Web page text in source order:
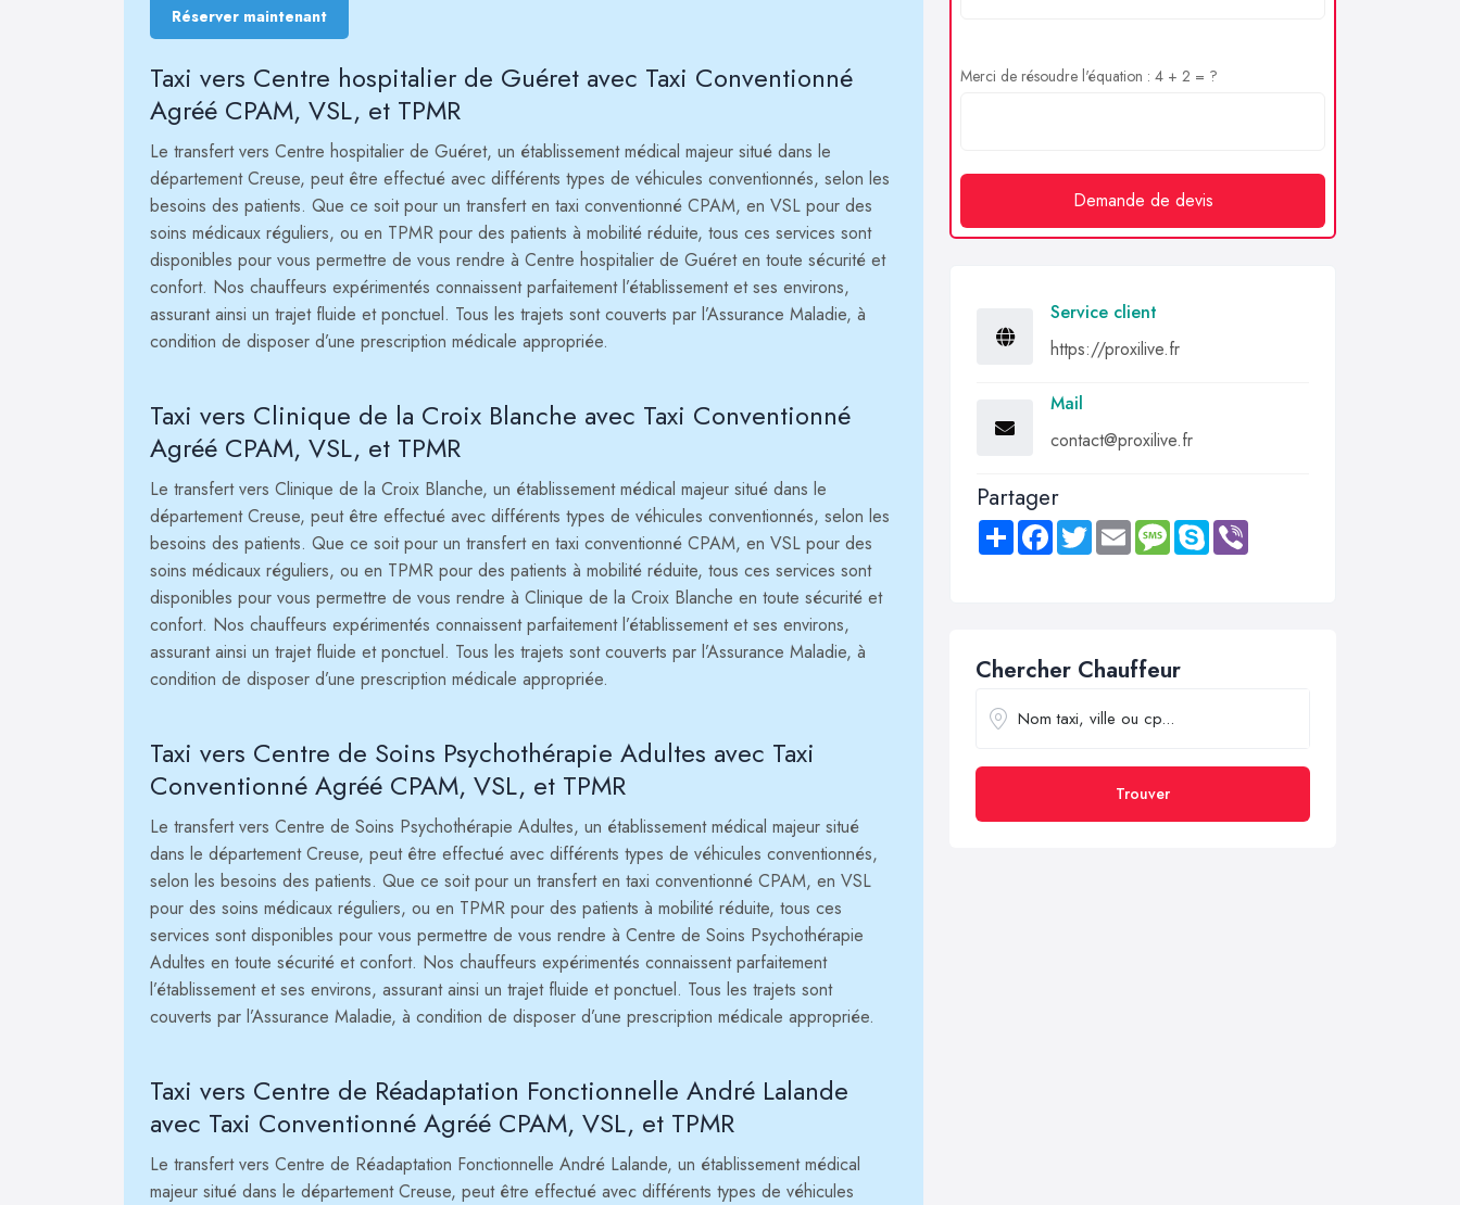
Réserver maintenant
Taxi vers Centre hospitalier de Guéret avec Taxi Conventionné
Agréé CPAM, VSL, et TPMR
Le transfert vers Centre hospitalier de Guéret, un établissement médical majeur situé dans le
département Creuse, peut être effectué avec différents types de véhicules conventionnés, selon les
besoins des patients. Que ce soit pour un transfert en taxi conventionné CPAM, en VSL pour des
soins médicaux réguliers, ou en TPMR pour des patients à mobilité réduite, tous ces services sont
disponibles pour vous permettre de vous rendre à Centre hospitalier de Guéret en toute sécurité et
confort. Nos chauffeurs expérimentés connaissent parfaitement l’établissement et ses environs,
assurant ainsi un trajet fluide et ponctuel. Tous les trajets sont couverts par l’Assurance Maladie, à
condition de disposer d’une prescription médicale appropriée.
Taxi vers Clinique de la Croix Blanche avec Taxi Conventionné
Agréé CPAM, VSL, et TPMR
Le transfert vers Clinique de la Croix Blanche, un établissement médical majeur situé dans le
département Creuse, peut être effectué avec différents types de véhicules conventionnés, selon les
besoins des patients. Que ce soit pour un transfert en taxi conventionné CPAM, en VSL pour des
soins médicaux réguliers, ou en TPMR pour des patients à mobilité réduite, tous ces services sont
disponibles pour vous permettre de vous rendre à Clinique de la Croix Blanche en toute sécurité et
confort. Nos chauffeurs expérimentés connaissent parfaitement l’établissement et ses environs,
assurant ainsi un trajet fluide et ponctuel. Tous les trajets sont couverts par l’Assurance Maladie, à
condition de disposer d’une prescription médicale appropriée.
Taxi vers Centre de Soins Psychothérapie Adultes avec Taxi
Conventionné Agréé CPAM, VSL, et TPMR
Le transfert vers Centre de Soins Psychothérapie Adultes, un établissement médical majeur situé
dans le département Creuse, peut être effectué avec différents types de véhicules conventionnés,
selon les besoins des patients. Que ce soit pour un transfert en taxi conventionné CPAM, en VSL
pour des soins médicaux réguliers, ou en TPMR pour des patients à mobilité réduite, tous ces
services sont disponibles pour vous permettre de vous rendre à Centre de Soins Psychothérapie
Adultes en toute sécurité et confort. Nos chauffeurs expérimentés connaissent parfaitement
l’établissement et ses environs, assurant ainsi un trajet fluide et ponctuel. Tous les trajets sont
couverts par l’Assurance Maladie, à condition de disposer d’une prescription médicale appropriée.
Taxi vers Centre de Réadaptation Fonctionnelle André Lalande
avec Taxi Conventionné Agréé CPAM, VSL, et TPMR
Le transfert vers Centre de Réadaptation Fonctionnelle André Lalande, un établissement médical
majeur situé dans le département Creuse, peut être effectué avec différents types de véhicules
Merci de résoudre l'équation : 4 + 2 = ?
Demande de devis
Service client
https://proxilive.fr
Mail
contact@proxilive.fr
Partager
Share FacebookTwitter Email MessageSkype
Chercher Chauffeur
Trouver